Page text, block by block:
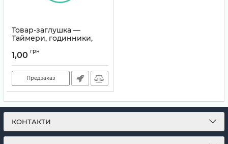
Товар-заглушка —
Таймери, годинники,
Артикул:
1,00 грн
Предзаказ
КОНТАКТИ